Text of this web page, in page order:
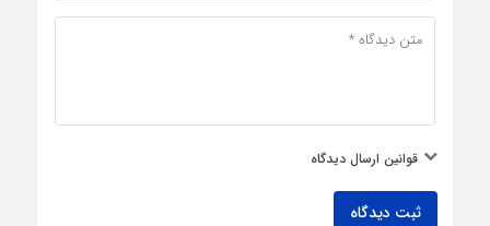
قوانین ارسال دیدگاه
ثبت دیدگاه